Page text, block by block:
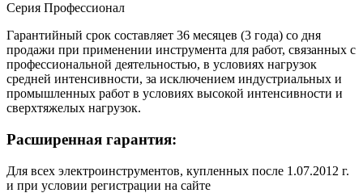
Серия Профессионал
Гарантийный срок составляет 36 месяцев (3 года) со дня
продажи при применении инструмента для работ, связанных с
профессиональной деятельностью, в условиях нагрузок
средней интенсивности, за исключением индустриальных и
промышленных работ в условиях высокой интенсивности и
сверхтяжелых нагрузок.
Расширенная гарантия:
Для всех электроинструментов, купленных после 1.07.2012 г.
и при условии регистрации на сайте